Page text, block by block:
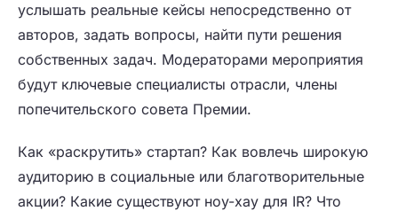
услышать реальные кейсы непосредственно от
авторов, задать вопросы, найти пути решения
собственных задач. Модераторами мероприятия
будут ключевые специалисты отрасли, члены
попечительского совета Премии.
Как «раскрутить» стартап? Как вовлечь широкую
аудиторию в социальные или благотворительные
акции? Какие существуют ноу-хау для IR? Что